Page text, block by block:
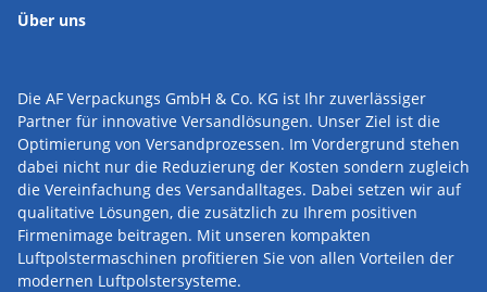
Über uns
Die AF Verpackungs GmbH & Co. KG ist Ihr zuverlässiger
Partner für innovative Versandlösungen. Unser Ziel ist die
Optimierung von Versandprozessen. Im Vordergrund stehen
dabei nicht nur die Reduzierung der Kosten sondern zugleich
die Vereinfachung des Versandalltages. Dabei setzen wir auf
qualitative Lösungen, die zusätzlich zu Ihrem positiven
Firmenimage beitragen. Mit unseren kompakten
Luftpolstermaschinen profitieren Sie von allen Vorteilen der
modernen Luftpolstersysteme.